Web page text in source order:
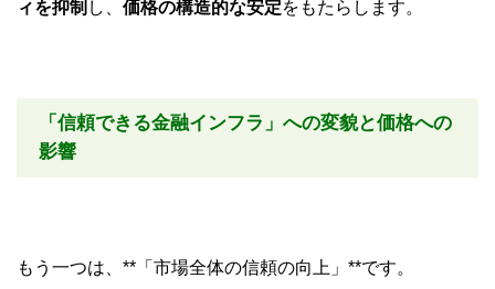
ィを抑制 し、 価格の構造的な安定をもたらします。
「信頼できる金融インフラ」への変貌と価格への
影響
もう一つは、**「市場全体の信頼の向上」**です。